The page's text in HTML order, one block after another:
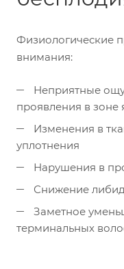
Физиологические
внимания:
Неприятные
проявления в зоне
Изменения в
уплотнения
Нарушения в
Снижение
Заметное
терминальных